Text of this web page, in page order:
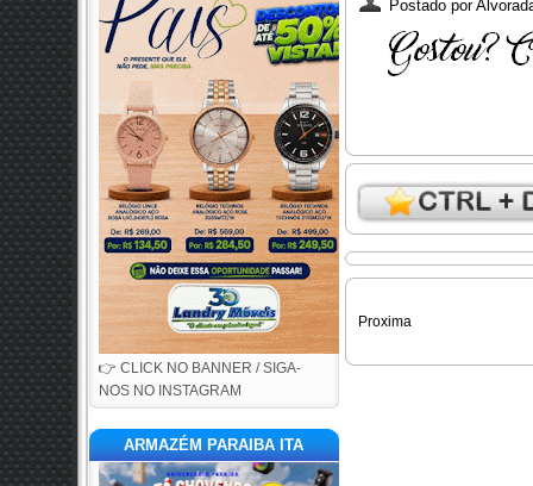
👉 CLICK NO BANNER / SIGA-
NOS NO INSTAGRAM
ARMAZÉM PARAIBA ITA
Postado por
Proxima